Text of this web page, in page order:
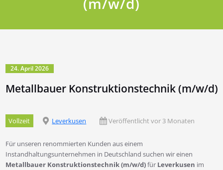
24. April 2026
Metallbauer Konstruktionstechnik (m/w/d)
Vollzeit Leverkusen Veröffentlicht vor 3 Monaten
Für unseren renommierten Kunden aus einem
Instandhaltungsunternehmen in Deutschland suchen wir einen
Metallbauer Konstruktionstechnik (m/w/d)für Leverkusen im